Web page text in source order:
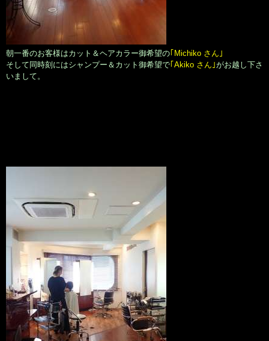
朝一番のお客様はカット＆ヘアカラー御希望の｢Michiko さん｣
そして同時刻にはシャンプー＆カット御希望で｢Akiko さん｣がお越し下さ
いまして。